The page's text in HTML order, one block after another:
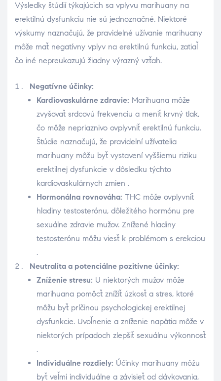
Výsledky štúdií týkajúcich sa vplyvu marihuany na
erektilnú dysfunkciu nie sú jednoznačné. Niektoré
výskumy naznačujú, že pravidelné užívanie marihuany
môže mať negatívny vplyv na erektilnú funkciu, zatiaľ
čo iné nepreukazujú žiadny výrazný vzťah.
Negatívne účinky:
Kardiovaskulárne zdravie: Marihuana môže
zvyšovať srdcovú frekvenciu a meniť krvný tlak,
čo môže nepriaznivo ovplyvniť erektilnú funkciu.
Štúdie naznačujú, že pravidelní užívatelia
marihuany môžu byť vystavení vyššiemu riziku
erektilnej dysfunkcie v dôsledku týchto
kardiovaskulárnych zmien .
Hormonálna rovnováha: THC môže ovplyvniť
hladiny testosterónu, dôležitého hormónu pre
sexuálne zdravie mužov. Znížené hladiny
testosterónu môžu viesť k problémom s erekciou
.
Neutralita a potenciálne pozitívne účinky:
Zníženie stresu: U niektorých mužov môže
marihuana pomôcť znížiť úzkosť a stres, ktoré
môžu byť príčinou psychologickej erektilnej
dysfunkcie. Uvoľnenie a zníženie napätia môže v
niektorých prípadoch zlepšiť sexuálnu výkonnosť
.
Individuálne rozdiely: Účinky marihuany môžu
byť veľmi individuálne a závisieť od dávkovania,